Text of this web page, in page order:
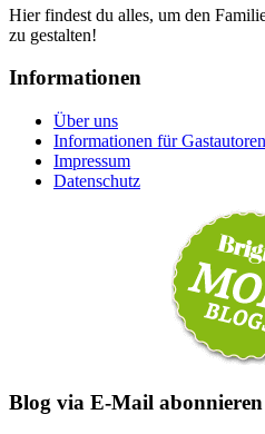
Hier findest du alles, um den
zu gestalten!
Informationen
Über uns
Informationen für Gastautoren
Impressum
Datenschutz
Blog via E-Mail abonnieren